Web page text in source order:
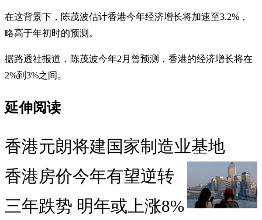
在这背景下，陈茂波估计香港今年经济增长将加速至3.2%，
略高于年初时的预测。
据路透社报道，陈茂波今年2月曾预测，香港的经济增长将在
2%到3%之间。
延伸阅读
香港元朗将建国家制造业基地
香港房价今年有望逆转
三年跌势 明年或上涨8%